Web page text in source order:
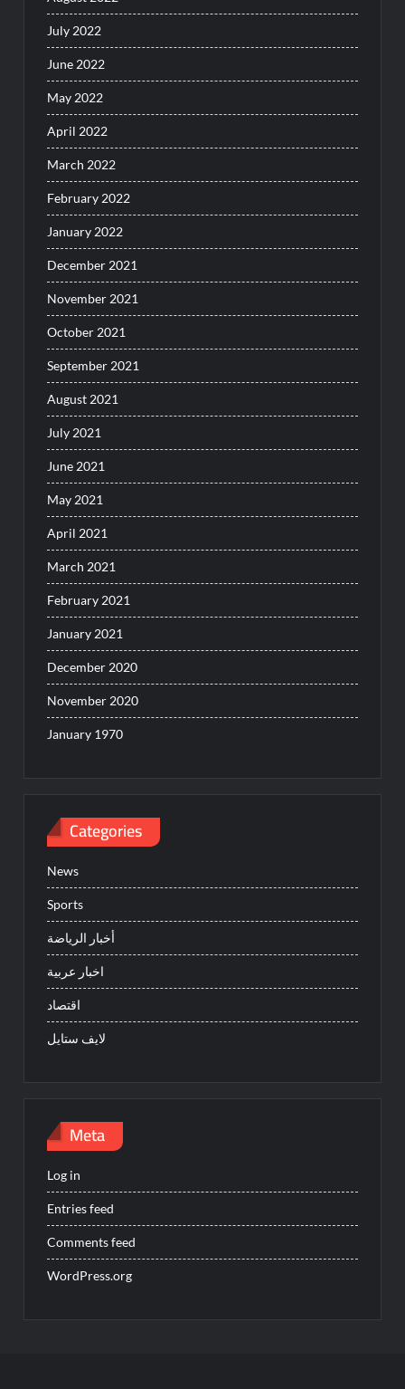
July 2022
June 2022
May 2022
April 2022
March 2022
February 2022
January 2022
December 2021
November 2021
October 2021
September 2021
August 2021
July 2021
June 2021
May 2021
April 2021
March 2021
February 2021
January 2021
December 2020
November 2020
January 1970
Categories
News
Sports
أخبار الرياضة
اخبار عربية
اقتصاد
لايف ستايل
Meta
Log in
Entries feed
Comments feed
WordPress.org